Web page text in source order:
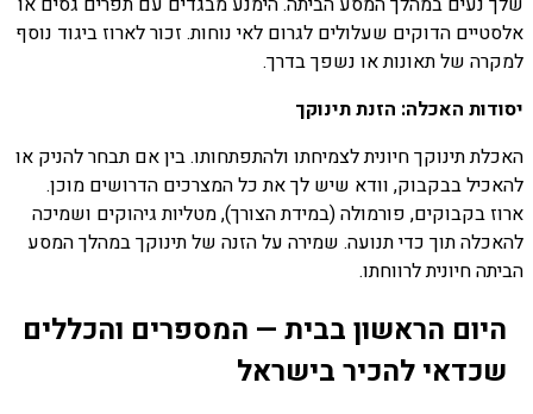
אלסטיים הדוקים שעלולים לגרום לאי נוחות. זכור לארוז ביגוד נוסף
למקרה של תאונות או נשפך בדרך.
יסודות האכלה: הזנת תינוקך
האכלת תינוקך חיונית לצמיחתו ולהתפתחותו. בין אם תבחר להניק או
להאכיל בבקבוק, וודא שיש לך את כל המצרכים הדרושים מוכן.
ארוז בקבוקים, פורמולה (במידת הצורך), מטליות גיהוקים ושמיכה
להאכלה תוך כדי תנועה. שמירה על הזנה של תינוקך במהלך המסע
הביתה חיונית לרווחתו.
היום הראשון בבית — המספרים והכללים
שכדאי להכיר בישראל